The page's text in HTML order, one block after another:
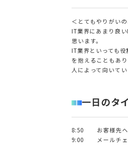
＜とてもやりがい
IT業界にあまり良
思います。
IT業界といっても
を抱えることもあ
人によって向いて
一日のタ
8:50
お客様先
9:00
メールチ